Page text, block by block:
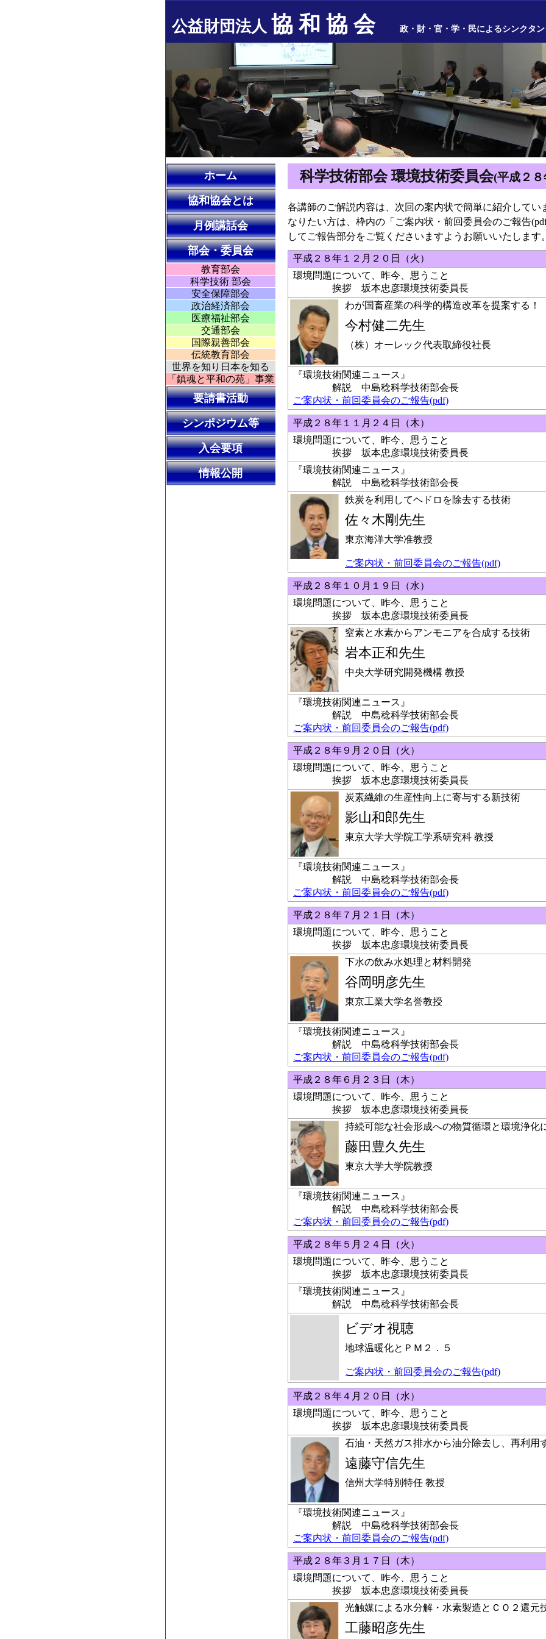
公益財団法人 協 和 協 会 政・財・官・学・民によるシンクタ
ホーム
協和協会とは
月例講話会
部会・委員会
教育部会
科学技術 部会
安全保障部会
政治経済部会
医療福祉部会
交通部会
国際親善部会
伝統教育部会
世界を知り日本を知る
「鎮魂と平和の苑」事業
要請書活動
シンポジウム等
入会要項
情報公開
科学技術部会 環境技術委員会(平成２８
各講師のご解説内容は、次回の案内状で簡単に紹介してい
なりたい方は、枠内の「ご案内状・前回委員会のご報告
してご報告部分をご覧くださいますようお願いいたします
平成２８年１２月２０日（火）
環境問題について、昨今、思うこと
挨拶 坂本忠彦環境技術委員長
わが国畜産業の科学的構造改革を提案する！
今村健二先生
（株）オーレック代表取締役社長
『環境技術関連ニュース』
解説 中島稔科学技術部会長
ご案内状・前回委員会のご報告(pdf)
平成２８年１１月２４日（木）
環境問題について、昨今、思うこと
挨拶 坂本忠彦環境技術委員長
『環境技術関連ニュース』
解説 中島稔科学技術部会長
鉄炭を利用してヘドロを除去する技術
佐々木剛先生
東京海洋大学准教授
ご案内状・前回委員会のご報告(pdf)
平成２８年１０月１９日（水）
環境問題について、昨今、思うこと
挨拶 坂本忠彦環境技術委員長
窒素と水素からアンモニアを合成する技術
岩本正和先生
中央大学研究開発機構 教授
『環境技術関連ニュース』
解説 中島稔科学技術部会長
ご案内状・前回委員会のご報告(pdf)
平成２８年９月２０日（火）
環境問題について、昨今、思うこと
挨拶 坂本忠彦環境技術委員長
炭素繊維の生産性向上に寄与する新技術
影山和郎先生
東京大学大学院工学系研究科 教授
『環境技術関連ニュース』
解説 中島稔科学技術部会長
ご案内状・前回委員会のご報告(pdf)
平成２８年７月２１日（木）
環境問題について、昨今、思うこと
挨拶 坂本忠彦環境技術委員長
下水の飲み水処理と材料開発
谷岡明彦先生
東京工業大学名誉教授
『環境技術関連ニュース』
解説 中島稔科学技術部会長
ご案内状・前回委員会のご報告(pdf)
平成２８年６月２３日（木）
環境問題について、昨今、思うこと
挨拶 坂本忠彦環境技術委員長
持続可能な社会形成への物質循環と環境浄化
藤田豊久先生
東京大学大学院教授
『環境技術関連ニュース』
解説 中島稔科学技術部会長
ご案内状・前回委員会のご報告(pdf)
平成２８年５月２４日（火）
環境問題について、昨今、思うこと
挨拶 坂本忠彦環境技術委員長
『環境技術関連ニュース』
解説 中島稔科学技術部会長
ビデオ視聴
地球温暖化とＰＭ２．５
ご案内状・前回委員会のご報告(pdf)
平成２８年４月２０日（水）
環境問題について、昨今、思うこと
挨拶 坂本忠彦環境技術委員長
石油・天然ガス排水から油分除去し、再利用
遠藤守信先生
信州大学特別特任 教授
『環境技術関連ニュース』
解説 中島稔科学技術部会長
ご案内状・前回委員会のご報告(pdf)
平成２８年３月１７日（木）
環境問題について、昨今、思うこと
挨拶 坂本忠彦環境技術委員長
光触媒による水分解・水素製造とＣＯ２還元
工藤昭彦先生